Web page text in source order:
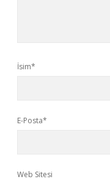
İsim*
E-Posta*
Web Sitesi